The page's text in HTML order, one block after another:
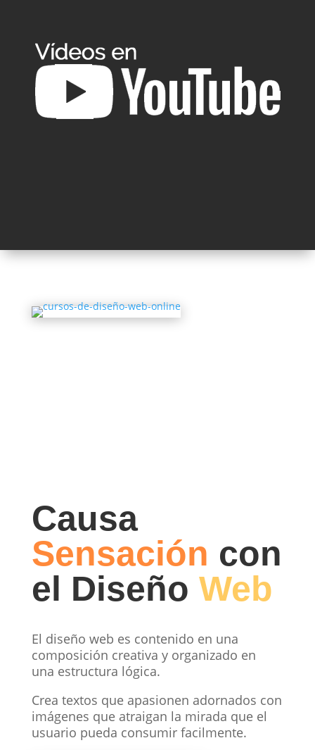
Causa
Sensación con
el Diseño Web
El diseño web es contenido en una
composición creativa y organizado en
una estructura lógica.
Crea textos que apasionen adornados con
imágenes que atraigan la mirada que el
usuario pueda consumir facilmente.